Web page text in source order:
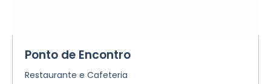
Ponto de Encontro
Restaurante e Cafeteria